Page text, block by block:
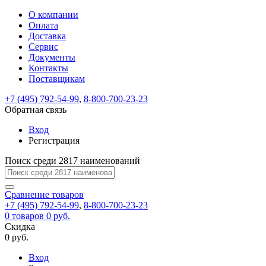
ВходРегистрация
test@example.com
отправлена
по
ней
завершения
регистрации.
Ок
Запомнить
меня
Забыли
Восстановление
пароля
Заполните
форму.
Мы
отправим
ссылку
указанный
электронный
перейдя
по
которой
вы
задать
На
вашу
почту
test@test.ru
ссылка.
Перейдите
по
для
смены
пароля.
Введите
новый
пароль
Сменить
Пароль
успешно
восстановлен
Обратная
связь
Сообщение
пользовательского
сообщение
успешно
отправлено.
О компании
Оплата
Доставка
Сервис
Документы
Контакты
Поставщикам
+7 (495) 792-54-99, 8-800-700-23-23
Обратная связь
Вход
Регистрация
Поиск среди 2817 наименований
Сравнение товаров
+7 (495) 792-54-99, 8-800-700-23-23
0 товаров 0 руб.
Скидка
0 руб.
Вход